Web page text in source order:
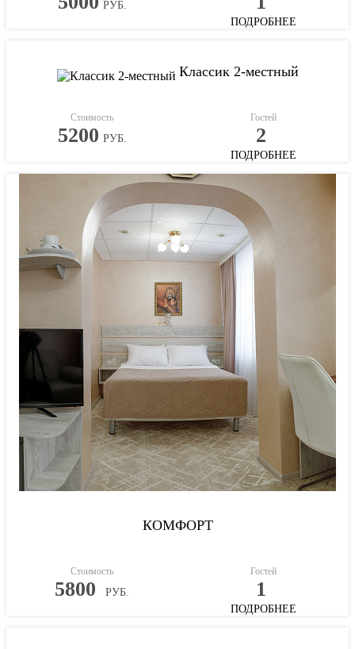
РУБ.
ПОДРОБНЕЕ
Классик 2-местный
Стоимость
5200 РУБ.
Гостей
2
ПОДРОБНЕЕ
КОМФОРТ
Стоимость
5800 РУБ.
Гостей
1
ПОДРОБНЕЕ